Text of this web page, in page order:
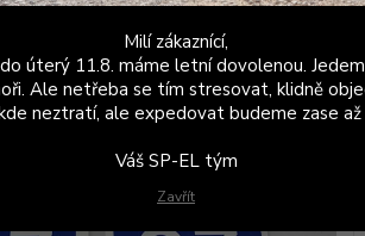
Milí zákaznící,
úterý 11.8. máme letní dovolenou.
Ale netřeba se tím stresovat, klidně
neztratí, ale expedovat budeme zase
Váš SP-EL tým
Zavřít